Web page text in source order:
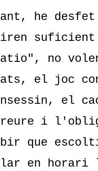
he
no
el joc
el
i
que
en